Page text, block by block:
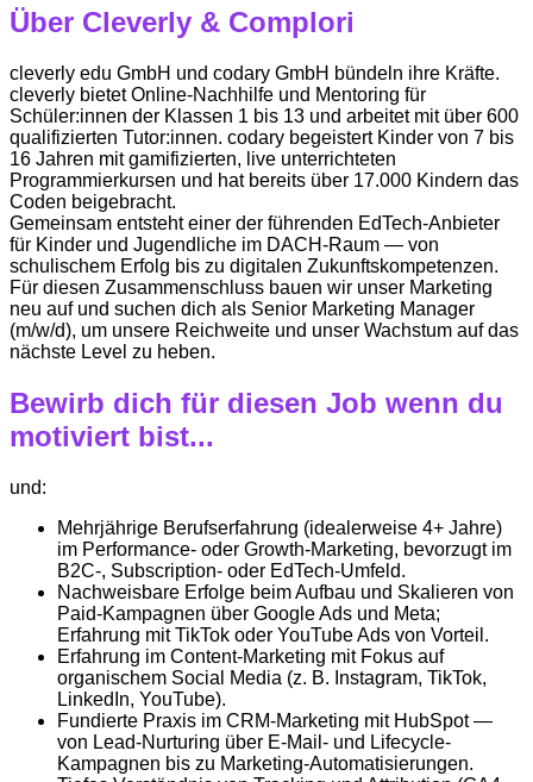
Über Cleverly & Complori
cleverly edu GmbH und codary GmbH bündeln ihre Kräfte.
cleverly bietet Online-Nachhilfe und Mentoring für
Schüler:innen der Klassen 1 bis 13 und arbeitet mit über 600
qualifizierten Tutor:innen. codary begeistert Kinder von 7 bis
16 Jahren mit gamifizierten, live unterrichteten
Programmierkursen und hat bereits über 17.000 Kindern das
Coden beigebracht.
Gemeinsam entsteht einer der führenden EdTech-Anbieter
für Kinder und Jugendliche im DACH-Raum — von
schulischem Erfolg bis zu digitalen Zukunftskompetenzen.
Für diesen Zusammenschluss bauen wir unser Marketing
neu auf und suchen dich als Senior Marketing Manager
(m/w/d), um unsere Reichweite und unser Wachstum auf das
nächste Level zu heben.
Bewirb dich für diesen Job wenn du
motiviert bist...
und:
Mehrjährige Berufserfahrung (idealerweise 4+ Jahre)
im Performance- oder Growth-Marketing, bevorzugt im
B2C-, Subscription- oder EdTech-Umfeld.
Nachweisbare Erfolge beim Aufbau und Skalieren von
Paid-Kampagnen über Google Ads und Meta;
Erfahrung mit TikTok oder YouTube Ads von Vorteil.
Erfahrung im Content-Marketing mit Fokus auf
organischem Social Media (z. B. Instagram, TikTok,
LinkedIn, YouTube).
Fundierte Praxis im CRM-Marketing mit HubSpot —
von Lead-Nurturing über E-Mail- und Lifecycle-
Kampagnen bis zu Marketing-Automatisierungen.